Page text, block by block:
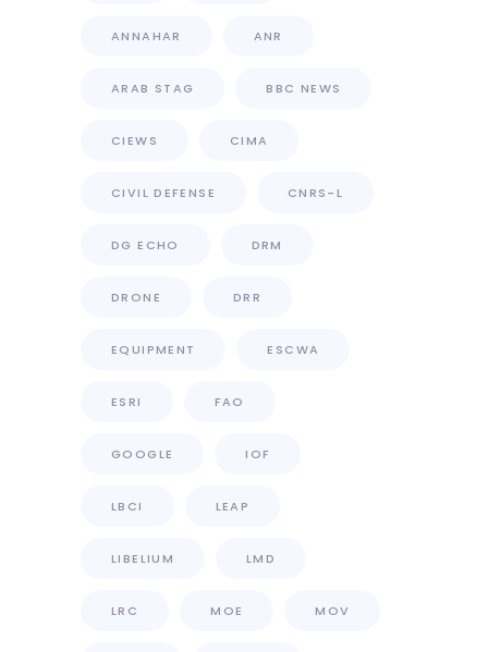
ANNAHAR ANR
ARAB STAG BBC NEWS
CIEWS CIMA
CIVIL DEFENSE CNRS-L
DG ECHO DRM
DRONE DRR
EQUIPMENT ESCWA
ESRI FAO
GOOGLE IOF
LBCI LEAP
LIBELIUM LMD
LRC MOE MOV